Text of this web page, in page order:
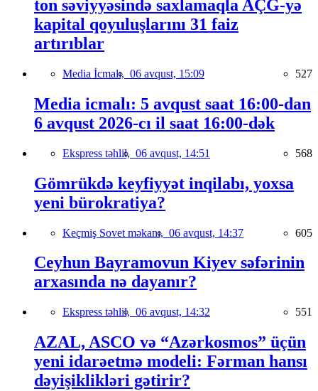
ton səviyyəsində saxlamaqla AÇG-yə
kapital qoyuluşlarını 31 faiz
artırıblar
Media İcmalı, 06 avqust, 15:09 527
Media icmalı: 5 avqust saat 16:00-dan
6 avqust 2026-cı il saat 16:00-dək
Ekspress təhlil, 06 avqust, 14:51 568
Gömrükdə keyfiyyət inqilabı, yoxsa
yeni bürokratiya?
Keçmiş Sovet məkanı, 06 avqust, 14:37 605
Ceyhun Bayramovun Kiyev səfərinin
arxasında nə dayanır?
Ekspress təhlil, 06 avqust, 14:32 551
AZAL, ASCO və “Azərkosmos” üçün
yeni idarəetmə modeli: Fərman hansı
dəyişiklikləri gətirir?